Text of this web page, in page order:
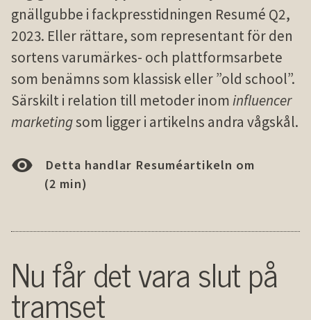
gnällgubbe i fackpresstidningen Resumé Q2,
2023. Eller rättare, som representant för den
sortens varumärkes- och plattformsarbete
som benämns som klassisk eller ”old school”.
Särskilt i relation till metoder inominfluencer
marketingsom ligger i artikelns andra vågskål.
Detta handlar Resuméartikeln om
(2 min)
Nu får det vara slut på
tramset